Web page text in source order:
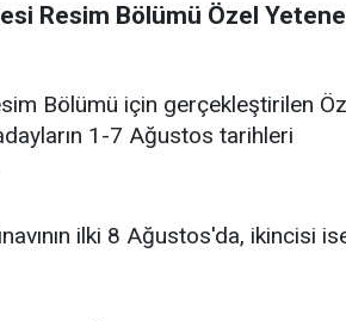
Resim Bölümü Özel
Bölümü için gerçekleştirilen
1-7 Ağustos tarihleri
ilki 8 Ağustos'da, ikincisi